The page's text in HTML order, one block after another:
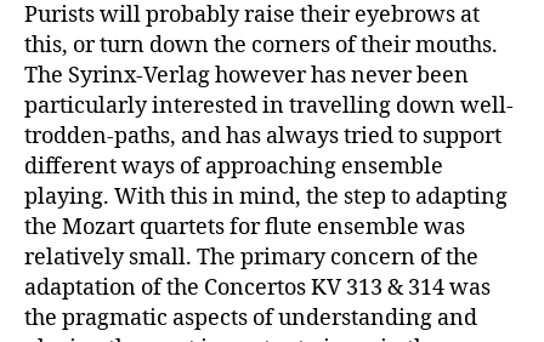
Purists will probably raise their eyebrows at
this, or turn down the corners of their mouths.
The Syrinx-Verlag however has never been
particularly interested in travelling down well-
trodden-paths, and has always tried to support
different ways of approaching ensemble
playing. With this in mind, the step to adapting
the Mozart quartets for flute ensemble was
relatively small. The primary concern of the
adaptation of the Concertos KV 313 & 314 was
the pragmatic aspects of understanding and